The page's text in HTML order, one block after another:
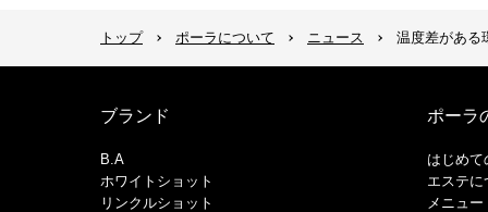
トップ ポーラについて ニュース 温度差がある
ブランド
B.A
ホワイトショット
リンクルショット
ポーラ
はじめて
エステに
メニュ